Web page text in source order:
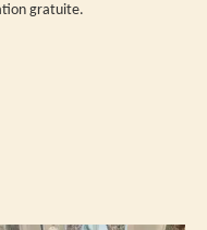
gratuite.